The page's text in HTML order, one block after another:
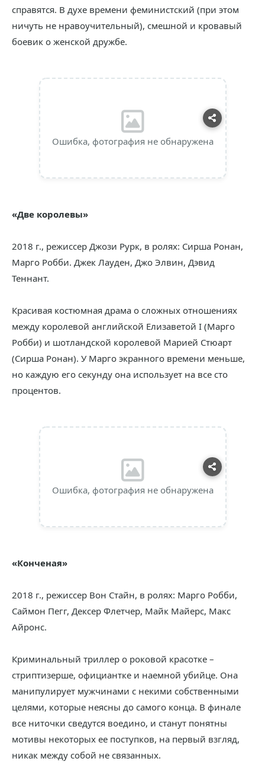
справятся. В духе времени феминистский (при этом
ничуть не нравоучительный), смешной и кровавый
боевик о женской дружбе.
Ошибка, фотография не обнаружена
«Две королевы»
2018 г., режиссер Джози Рурк, в ролях: Сирша Ронан,
Марго Робби. Джек Лауден, Джо Элвин, Дэвид
Теннант.
Красивая костюмная драма о сложных отношениях
между королевой английской Елизаветой I (Марго
Робби) и шотландской королевой Марией Стюарт
(Сирша Ронан). У Марго экранного времени меньше,
но каждую его секунду она использует на все сто
процентов.
Ошибка, фотография не обнаружена
«Конченая»
2018 г., режиссер Вон Стайн, в ролях: Марго Робби,
Саймон Пегг, Дексер Флетчер, Майк Майерс, Макс
Айронс.
Криминальный триллер о роковой красотке –
стриптизерше, официантке и наемной убийце. Она
манипулирует мужчинами с некими собственными
целями, которые неясны до самого конца. В финале
все ниточки сведутся воедино, и станут понятны
мотивы некоторых ее поступков, на первый взгляд,
никак между собой не связанных.